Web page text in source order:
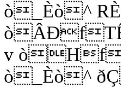
ò_Èò^
v
ò_Èò^